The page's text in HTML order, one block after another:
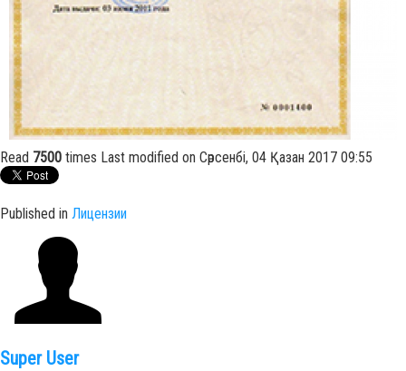
Read 7500 times Last modified on Сәрсенбі, 04 Қазан 2017 09:55
Published in Лицензии
Super User